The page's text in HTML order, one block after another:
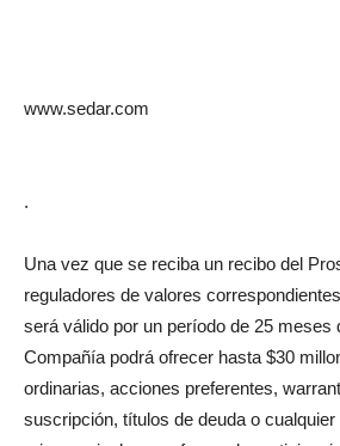
www.sedar.com
.
Una vez que se reciba un recibo del
reguladores de valores
será válido por un período de 25 meses
Compañía podrá ofrecer hasta $30
ordinarias, acciones preferentes,
suscripción, títulos de deuda o